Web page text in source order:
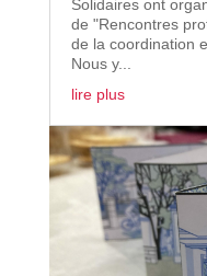
Solidaires ont
de "Rencontres
de la coordination
Nous y...
lire plus